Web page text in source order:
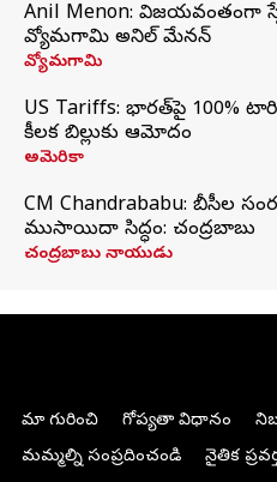
Anil Menon: విజయవంతంగా
వ్యోమగామి అనిల్‌ మేనన్
వ్యోమగామి
US Tariffs: భారత్‌పై 100%
కీలక బిల్లుకు ఆమోదం
అమెరికా
CM Chandrababu: బీసీల
ముసాయిదా సిద్ధం: చంద్రబాబు
చంద్రబాబు నాయుడు
మా గురించి గోప్యతా విధానం
మమ్మల్ని సంప్రదించండి
నైతిక